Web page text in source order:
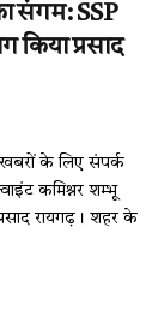
संगम: SSP
किया प्रसाद
के लिए संपर्क
कमिश्नर शम्भू
रायगढ़। शहर के